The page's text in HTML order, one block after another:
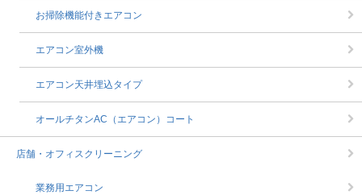
お掃除機能付きエアコン
エアコン室外機
エアコン天井埋込タイプ
オールチタンAC（エアコン）コート
店舗・オフィスクリーニング
業務用エアコン